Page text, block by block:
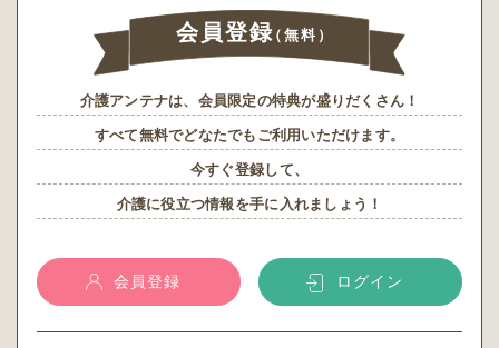
会員登録（無料）
介護アンテナは、会員限定の特典が盛りだくさん！
すべて無料でどなたでもご利用いただけます。
今すぐ登録して、
介護に役立つ情報を手に入れましょう！
会員登録 ログイン